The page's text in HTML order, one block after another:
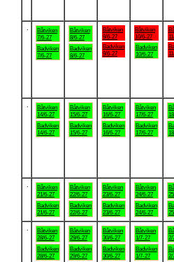
Båtviken
7/6-27
Badviken
7/6-27
Båtviken
8/6-27
Badviken
8/6-27
Båtviken
9/6-27
Badviken
9/6-27
Båtviken
10/6-27
Badviken
10/6-27
Båtviken
14/6-27
Badviken
14/6-27
Båtviken
15/6-27
Badviken
15/6-27
Båtviken
16/6-27
Badviken
16/6-27
Båtviken
17/6-27
Badviken
17/6-27
Båtviken
21/6-27
Badviken
21/6-27
Båtviken
22/6-27
Badviken
22/6-27
Båtviken
23/6-27
Badviken
23/6-27
Båtviken
24/6-27
Badviken
24/6-27
Båtviken
28/6-27
Badviken
28/6-27
Båtviken
29/6-27
Badviken
29/6-27
Båtviken
30/6-27
Badviken
30/6-27
Båtviken
1/7-27
Badviken
1/7-27
2/
2/